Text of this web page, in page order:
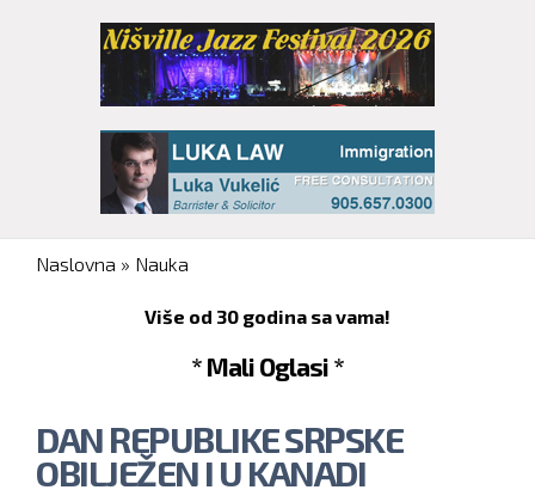
You are here
Naslovna » Nauka
Više od 30 godina sa vama!
* Mali Oglasi *
DAN REPUBLIKE SRPSKE
OBILJEŽEN I U KANADI